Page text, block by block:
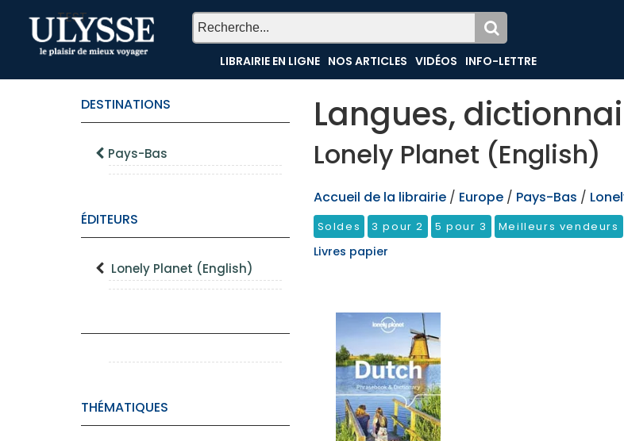
TEST
LIBRAIRIE EN LIGNE NOS ARTICLES VIDÉOS INFO-LETTRE
DESTINATIONS
Pays-Bas
ÉDITEURS
Lonely Planet (English)
THÉMATIQUES
Langues,
Lonely Planet (English)
Accueil de la librairie / Europe / Pays-Bas /
Soldes 3 pour 2 5 pour 3 Meilleurs vendeurs
Livres papier